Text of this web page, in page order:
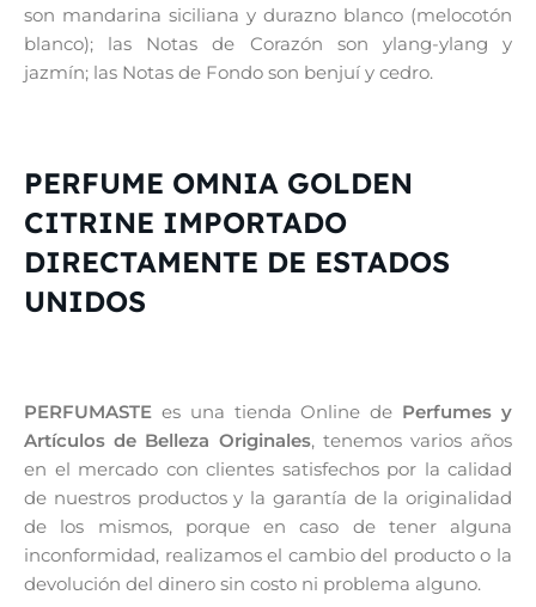
son mandarina siciliana y durazno blanco (melocotón
blanco); las Notas de Corazón son ylang-ylang y
jazmín; las Notas de Fondo son benjuí y cedro.
PERFUME OMNIA GOLDEN
CITRINE IMPORTADO
DIRECTAMENTE DE ESTADOS
UNIDOS
PERFUMASTE es una tienda Online de Perfumes y
Artículos de Belleza Originales, tenemos varios años
en el mercado con clientes satisfechos por la calidad
de nuestros productos y la garantía de la originalidad
de los mismos, porque en caso de tener alguna
inconformidad, realizamos el cambio del producto o la
devolución del dinero sin costo ni problema alguno.